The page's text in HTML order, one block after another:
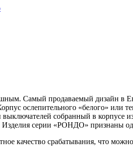
Самый продаваемый дизайн в
ослепительного «белого»
собранный в корпусе
серии «РОНДО» признаны
качество срабатывания, что